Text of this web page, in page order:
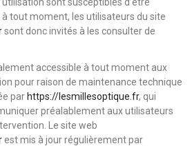
tout moment, les utilisateurs du site
sont donc invités à les consulter de
accessible à tout moment aux
pour raison de maintenance technique
parhttps://lesmillesoptique.fr, qui
préalablement aux utilisateurs
Le site web
est mis à jour régulièrement par